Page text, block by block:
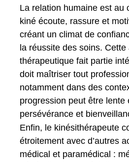
La relation humaine est
kiné écoute, rassure et
créant un climat de
la réussite des soins. Cette
thérapeutique fait partie
doit maîtriser tout
notamment dans des
progression peut être lente
persévérance et
Enfin, le kinésithérapeute
étroitement avec d’autres
médical et paramédical :